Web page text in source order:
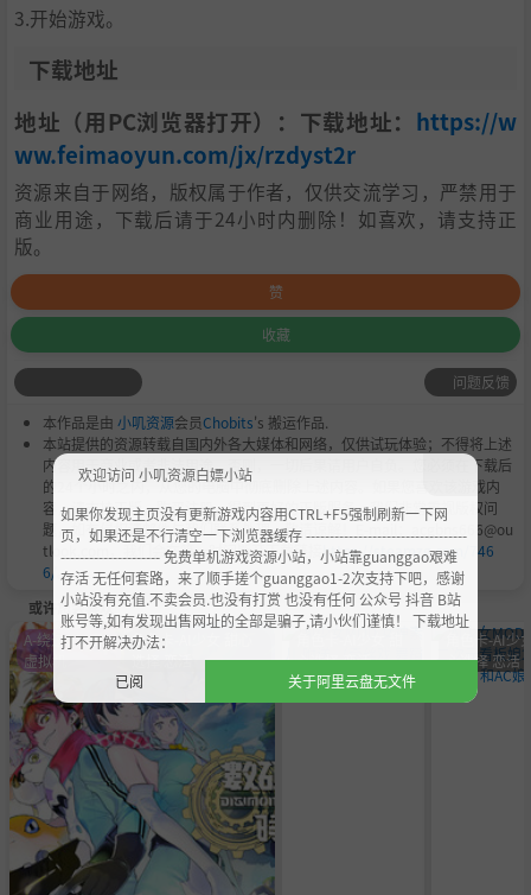
3.开始游戏。
下载地址
地址（用PC浏览器打开）：下载地址： https://w
ww.feimaoyun.com/jx/rzdyst2r
资源来自于网络，版权属于作者，仅供交流学习，严禁用于
商业用途，下载后请于24小时内删除！如喜欢，请支持正
版。
赞
收藏
问题反馈
本作品是由 小叽资源会员Chobits's 搬运作品.
本站提供的资源转载自国内外各大媒体和网络，仅供试玩体验；不得将上述
内容用于商业或者非法用途，否则，一切后果请用户自负。您必须在下载后
的24个小时之内，从您的电脑中彻底删除上述内容。如果您喜欢该游戏内
容，请支持正版，购买注册，得到更好的正版服务。我们非常重视版权问
题，如有侵权请邮件与我们联系处理。敬请谅解！E-mail：acgbns666@ou
tlook.com，我们会在第一时间断开下载链接 https://steamzg.com/746
6/ 。
或许您会喜欢
A-绕过D加密
虚拟机
角色卡-AI少女 甜心
心选择 恋活
角色卡-AI少
心选择 恋活
欢迎访问 小叽资源白嫖小站
如果你发现主页没有更新游戏内容用CTRL+F5强制刷新一下网
页，如果还是不行清空一下浏览器缓存 ----------------------------------
--------------------- 免费单机游戏资源小站，小站靠guanggao艰难
存活 无任何套路，来了顺手搓个guanggao1-2次支持下吧，感谢
小站没有充值.不卖会员.也没有打赏 也没有任何 公众号 抖音 B站
账号等,如有发现出售网址的全部是骗子,请小伙们谨慎！ 下载地址
打不开解决办法：
已阅
关于阿里云盘无文件